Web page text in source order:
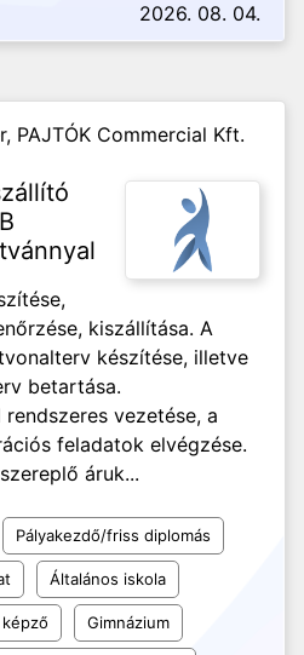
2026. 08. 04.
PAJTÓK Commercial Kft.
kiszállítása. A
készítése, illetve
betartása.
vezetése, a
feladatok elvégzése.
áruk...
Pályakezdő/friss diplomás
Általános iskola
Gimnázium